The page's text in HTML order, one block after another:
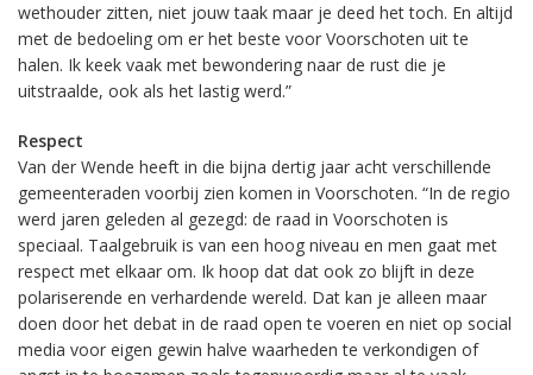
wethouder zitten, niet jouw taak maar je deed het toch. En altijd
met de bedoeling om er het beste voor Voorschoten uit te
halen. Ik keek vaak met bewondering naar de rust die je
uitstraalde, ook als het lastig werd.”
Respect
Van der Wende heeft in die bijna dertig jaar acht verschillende
gemeenteraden voorbij zien komen in Voorschoten. “In de regio
werd jaren geleden al gezegd: de raad in Voorschoten is
speciaal. Taalgebruik is van een hoog niveau en men gaat met
respect met elkaar om. Ik hoop dat dat ook zo blijft in deze
polariserende en verhardende wereld. Dat kan je alleen maar
doen door het debat in de raad open te voeren en niet op social
media voor eigen gewin halve waarheden te verkondigen of